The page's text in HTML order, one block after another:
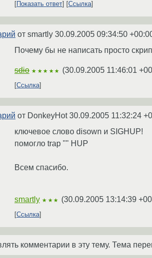
Показать ответ Ссылка
от smartly 30.09.2005 09:34:50
Почему бы не написать просто
sdio ★★★★★ (30.09.2005 11:46:01
Ссылка
от DonkeyHot30.09.2005 11:32:24
ключевое слово disown и SIGHUP!
помогло trap "" HUP
Всем спасибо.
smartly ★★★ (30.09.2005 13:14:39
Ссылка
комментарии в эту тему. Тема